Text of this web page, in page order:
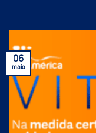
06
maio